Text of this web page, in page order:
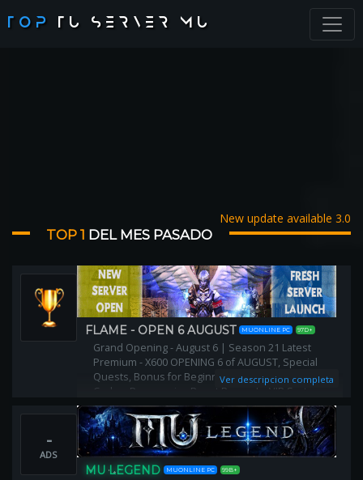
TOP TU SERVER MU
New update available 3.0
TOP 1 DEL MES PASADO
FLAME - OPEN 6 AUGUST MUONLINE PC 97D+
Grand Opening - August 6 | Season 21 Latest
Premium - X600 OPENING 6 of AUGUST, Special
Quests, Bonus for Beginners, Activity Events - Gift
Codes, Progressive Reset Rewards, VIP System -
OFF, X Shop - Limited, 3D Camera, Anti-Lag
Ver descripcion completa
-
ADS
MU LEGEND MUONLINE PC 99B+